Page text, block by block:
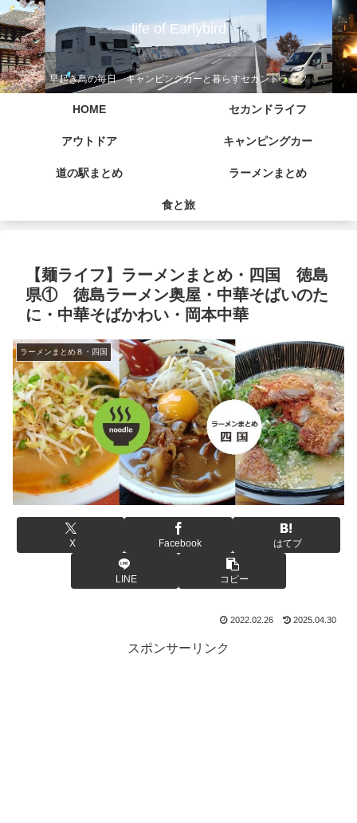
life of Earlybird
早起き鳥の毎日 キャンピングカーと暮らすセカンドライフ
HOME セカンドライフ
アウトドア キャンピングカー
道の駅まとめ ラーメンまとめ
食と旅
【麺ライフ】ラーメンまとめ・四国 徳島
県① 徳島ラーメン奥屋・中華そばいのた
に・中華そばかわい・岡本中華
ラーメンまとめ８・四国
X Facebook はてブ
LINE コピー
2022.02.26 2025.04.30
スポンサーリンク